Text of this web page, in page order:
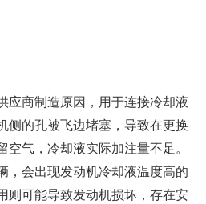
应商制造原因，用于连接冷却液
侧的孔被飞边堵塞，导致在更换
气，冷却液实际加注量不足。
，会出现发动机冷却液温度高的
则可能导致发动机损坏，存在安